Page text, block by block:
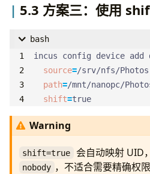
5.3 方案三：使用
bash
incus config device add
source=/srv/nfs/Photos
path=/mnt/nanopc/
shift=true
Warning
shift=true 会自动映射 UID
nobody ，不适合需要精确权